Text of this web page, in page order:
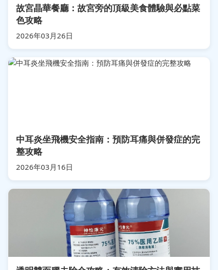
故宮晶華餐廳：故宮旁的頂級美食體驗與必點菜
色攻略
2026年03月26日
中耳炎坐飛機安全指南：預防耳痛與併發症的完
整攻略
2026年03月16日